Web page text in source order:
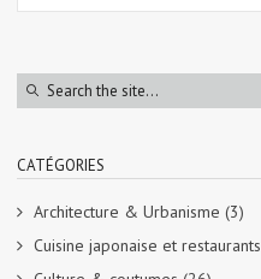
CATÉGORIES
Architecture & Urbanisme (3)
Cuisine japonaise et restaurants